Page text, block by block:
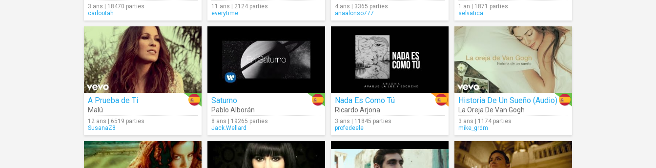
3 ans | 18470 parties
carlootah
11 ans | 2124 parties
everytime
4 ans | 3365 parties
anaalonso777
1 an | 1871 parties
selvatica
A Prueba de Ti
Malú
12 ans | 6519 parties
SusanaZ8
Saturno
Pablo Alborán
8 ans | 19265 parties
Jack.Wellard
Nada Es Como Tú
Ricardo Arjona
3 ans | 11845 parties
profedeele
Historia De Un Sueño (Audio)
La Oreja De Van Gogh
3 ans | 1174 parties
mike_grdm